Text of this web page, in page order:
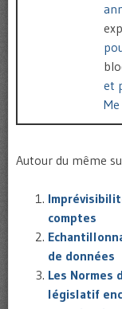
et
Autour du même
comptes
de données
Les Normes
législatif